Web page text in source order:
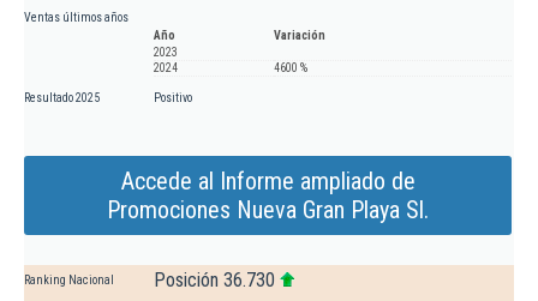
Ventas últimos años
Año
Variación
2023
2024
4600 %
Resultado 2025 Positivo
Accede al Informe ampliado de
Promociones Nueva Gran Playa Sl.
Ranking Nacional Posición 36.730